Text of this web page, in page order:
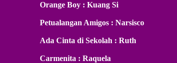
Orange Boy : Kuang Si
Petualangan Amigos : Narsisco
Ada Cinta di Sekolah : Ruth
Carmenita : Raquela